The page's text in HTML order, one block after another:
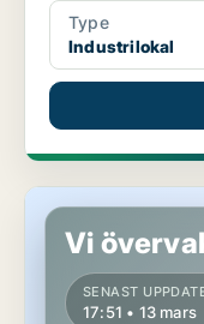
Type
Industrilokal
Industrilokal i Söderort
Vi
SENAST
17:51 • 13 mars